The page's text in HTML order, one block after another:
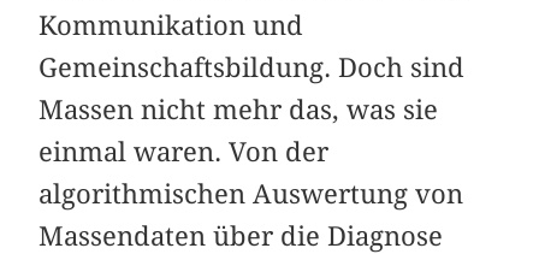
Kommunikation und
Gemeinschaftsbildung. Doch sind
Massen nicht mehr das, was sie
einmal waren. Von der
algorithmischen Auswertung von
Massendaten über die Diagnose